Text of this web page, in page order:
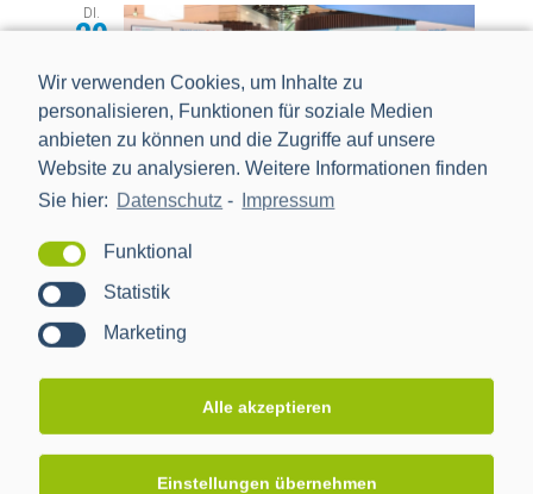
Wir verwenden Cookies, um Inhalte zu
personalisieren, Funktionen für soziale Medien
anbieten zu können und die Zugriffe auf unsere
Website zu analysieren. Weitere Informationen finden
Sie hier: Datenschutz - Impressum
Funktional
Statistik
Marketing
Alle akzeptieren
Einstellungen übernehmen
DI.
20
20.02.2024
Messe Essen
SO.
3